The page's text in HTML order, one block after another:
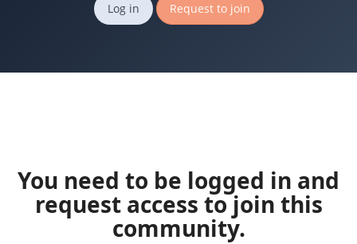
Log in Request to join
You need to be logged in and
request access to join this
community.